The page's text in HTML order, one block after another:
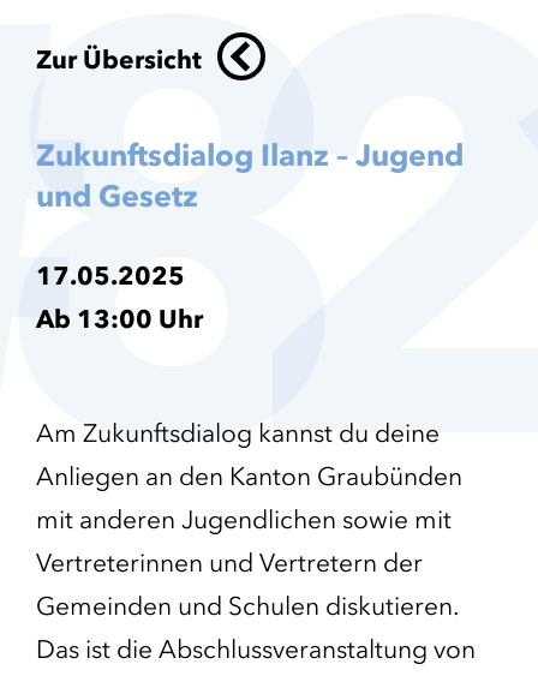
2
Zur Übersicht
Zukunftsdialog Ilanz – Jugend
und Gesetz
17.05.2025
Ab 13:00 Uhr
Am Zukunftsdialog kannst du deine
Anliegen an den Kanton Graubünden
mit anderen Jugendlichen sowie mit
Vertreterinnen und Vertretern der
Gemeinden und Schulen diskutieren.
Das ist die Abschlussveranstaltung von